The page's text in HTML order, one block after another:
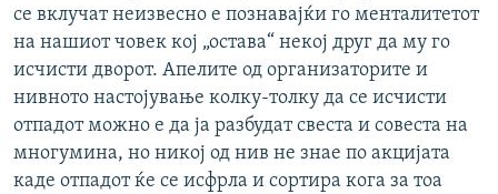
се вклучат неизвесно е познавајќи го менталитетот
на нашиот човек кој „остава“ некој друг да му го
исчисти дворот. Апелите од организаторите и
нивното настојување колку-толку да се исчисти
отпадот можно е да ја разбудат свеста и совеста на
многумина, но никој од нив не знае по акцијата
каде отпадот ќе се исфрла и сортира кога за тоа